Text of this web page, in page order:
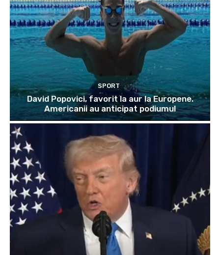
SPORT
David Popovici, favorit la aur la Europene.
Americanii au anticipat podiumul